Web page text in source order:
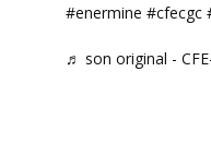
#enermine #cfecgc
♬ son original -